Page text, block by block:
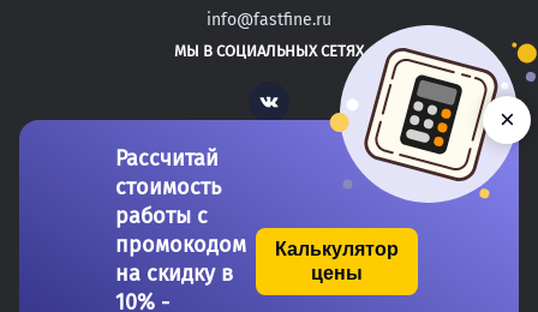
САЛАВАТ
АРСЕНЬЕВ
info@fastfine.ru
МЫ В СОЦИАЛЬНЫХ СЕТЯХ
Vk
Copyright 2011-2026 FastFine.ru
Рассчитай
стоимость
работы с
промокодом
на скидку в
10% -
Калькулятор
цены
×